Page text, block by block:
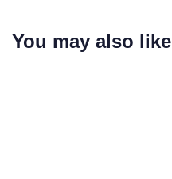
You may also like